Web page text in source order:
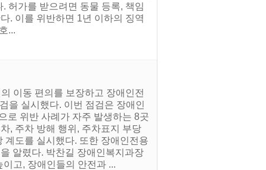
허가를 받으려면 동물 등록, 책임
. 이를 위반하면 1년 이하의 징역
...
이동 편의를 보장하고 장애인전
을 실시했다. 이번 점검은 장애인
로 위반 사례가 자주 발생하는 8곳
, 주차 방해 행위, 주차표지 부당
계도를 실시했다. 또한 장애인전용
알렸다. 박찬길 장애인복지과장
고, 장애인들의 안전과 ...